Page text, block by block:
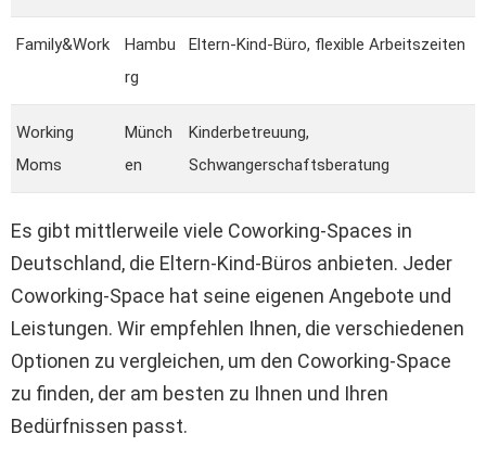
Family&Work
Hambu
rg
Eltern-Kind-Büro, flexible Arbeitszeiten
Working
Moms
Münch
en
Kinderbetreuung,
Schwangerschaftsberatung
Es gibt mittlerweile viele Coworking-Spaces in
Deutschland, die Eltern-Kind-Büros anbieten. Jeder
Coworking-Space hat seine eigenen Angebote und
Leistungen. Wir empfehlen Ihnen, die verschiedenen
Optionen zu vergleichen, um den Coworking-Space
zu finden, der am besten zu Ihnen und Ihren
Bedürfnissen passt.